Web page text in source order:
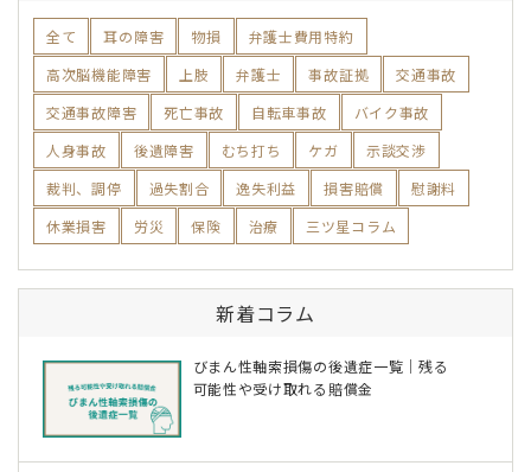
全て 耳の障害 物損
弁護士費用特約
高次脳機能障害
上肢 弁護士 事故証拠
交通事故
交通事故障害
死亡事故 自転車事故
バイク事故
人身事故
後遺障害 むち打ち ケガ
示談交渉
裁判、調停
過失割合 逸失利益 損害賠償
慰謝料
休業損害
労災 保険 治療 三ツ星コラム
新着コラム
びまん性軸索損傷の後遺症一覧｜残る
可能性や受け取れる賠償金